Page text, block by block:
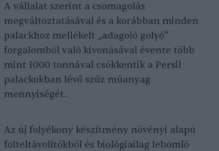
A vállalat szerint a csomagolás
megváltoztatásával és a korábban minden
palackhoz mellékelt „adagoló golyó”
forgalomból való kivonásával évente több
mint 1000 tonnával csökkentik a Persil
palackokban lévő szűz műanyag
mennyiségét.
Az új folyékony készítmény növényi alapú
folteltávolítókból és biológiailag lebomló